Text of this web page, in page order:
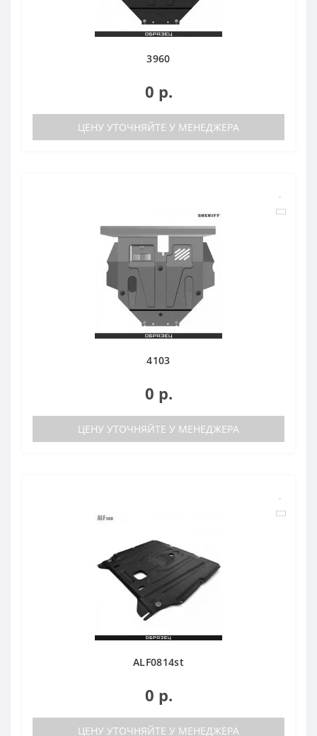
3960
0 р.
ЦЕНУ УТОЧНЯЙТЕ У МЕНЕДЖЕРА
4103
0 р.
ЦЕНУ УТОЧНЯЙТЕ У МЕНЕДЖЕРА
ALF0814st
0 р.
ЦЕНУ УТОЧНЯЙТЕ У МЕНЕДЖЕРА